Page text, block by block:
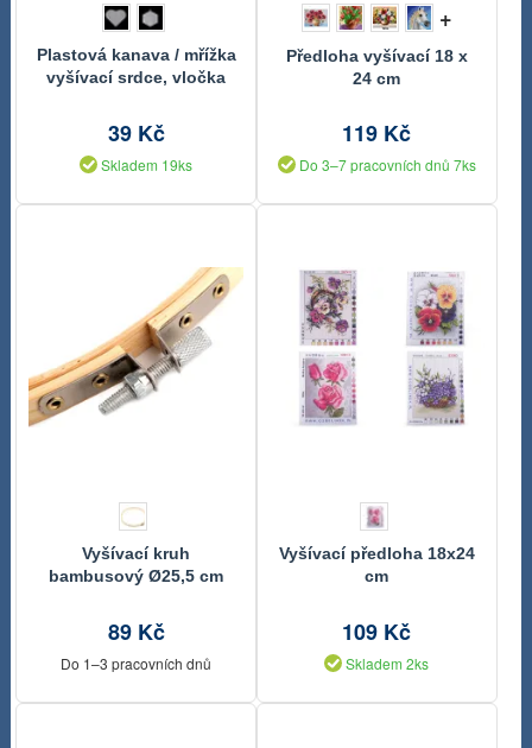
Plastová kanava / mřížka
vyšívací srdce, vločka
39 Kč
Skladem 19ks
+
Předloha vyšívací 18 x
24 cm
119 Kč
Do 3–7 pracovních dnů 7ks
Vyšívací kruh
bambusový Ø25,5 cm
89 Kč
Do 1–3 pracovních dnů
Vyšívací předloha 18x24
cm
109 Kč
Skladem 2ks